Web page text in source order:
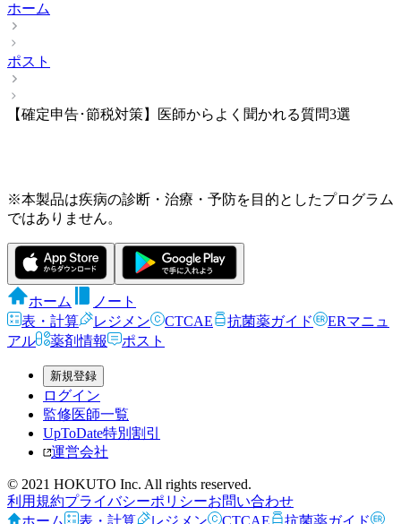
ホーム
ポスト
【確定申告･節税対策】医師からよく聞かれる質問3選
※本製品は疾病の診断・治療・予防を目的としたプログラム
ではありません。
ホーム
ノート
表・計算
レジメン CTCAE 抗菌薬ガイド
ERマニュ
アル
薬剤情報 ポスト
新規登録
ログイン
監修医師一覧
UpToDate特別割引
運営会社
© 2021 HOKUTO Inc. All rights reserved.
利用規約プライバシーポリシーお問い合わせ